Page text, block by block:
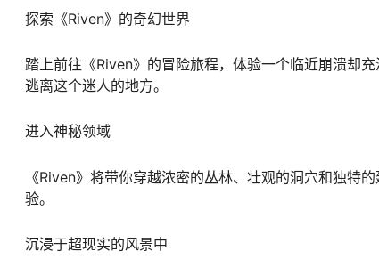
探索《Riven》的奇幻世界
踏上前往《Riven》的冒险旅程，体验一个临近崩溃却
逃离这个迷人的地方。
进入神秘领域
《Riven》将带你穿越浓密的丛林、壮观的洞穴和独特
验。
沉浸于超现实的风景中